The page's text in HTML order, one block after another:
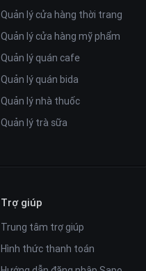
Quản lý cửa hàng thời trang
Quản lý cửa hàng mỹ phẩm
Quản lý quán cafe
Quản lý quán bida
Quản lý nhà thuốc
Quản lý trà sữa
Trợ giúp
Trung tâm trợ giúp
Hình thức thanh toán